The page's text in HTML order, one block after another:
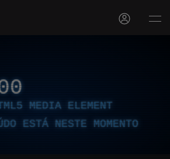
MEDIA ELEMENT
ESTÁ NESTE MOMENTO